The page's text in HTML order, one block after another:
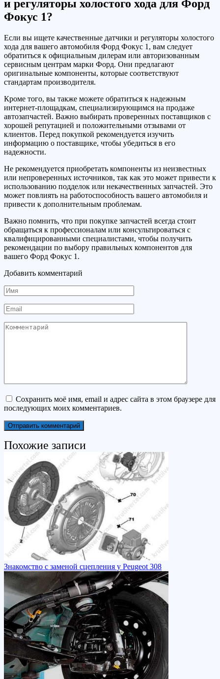
и регуляторы холостого хода для Форд
Фокус 1?
Если вы ищете качественные датчики и регуляторы холостого
хода для вашего автомобиля Форд Фокус 1, вам следует
обратиться к официальным дилерам или авторизованным
сервисным центрам марки Форд. Они предлагают
оригинальные компоненты, которые соответствуют
стандартам производителя.
Кроме того, вы также можете обратиться к надежным
интернет-площадкам, специализирующимся на продаже
автозапчастей. Важно выбирать проверенных поставщиков с
хорошей репутацией и положительными отзывами от
клиентов. Перед покупкой рекомендуется изучить
информацию о поставщике, чтобы убедиться в его
надежности.
Не рекомендуется приобретать компоненты из неизвестных
или непроверенных источников, так как это может привести к
использованию подделок или некачественных запчастей. Это
может повлиять на работоспособность вашего автомобиля и
привести к дополнительным проблемам.
Важно помнить, что при покупке запчастей всегда стоит
обращаться к профессионалам или консультироваться с
квалифицированными специалистами, чтобы получить
рекомендации по выбору правильных компонентов для
вашего Форд Фокус 1.
Добавить комментарий
Имя
Email
Комментарий
Сохранить моё имя, email и адрес сайта в этом браузере для
последующих моих комментариев.
Похожие записи
Знакомство с заменой сцепления у Peugeot 308